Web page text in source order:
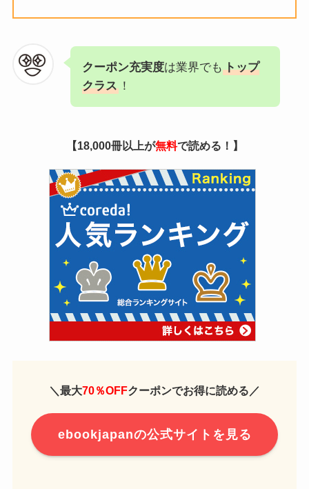
クーポン充実度は業界でも トップ
クラス！
【18,000冊以上が無料で読める！】
＼ 最大70％OFFクーポンでお得に読める ／
ebookjapanの公式サイトを見る